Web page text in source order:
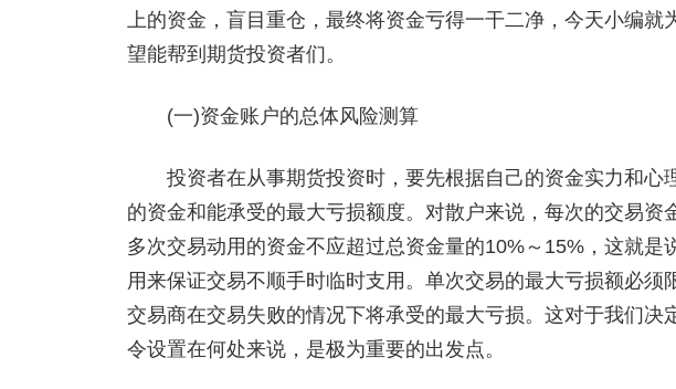
上的资金，盲目重仓，最终将资金亏得一干二净，今天小编就
望能帮到期货投资者们。
(一)资金账户的总体风险测算
投资者在从事期货投资时，要先根据自己的资金实力和心
的资金和能承受的最大亏损额度。对散户来说，每次的交易资
多次交易动用的资金不应超过总资金量的10%～15%，这就是
用来保证交易不顺手时临时支用。单次交易的最大亏损额必须
交易商在交易失败的情况下将承受的最大亏损。这对于我们决
令设置在何处来说，是极为重要的出发点。